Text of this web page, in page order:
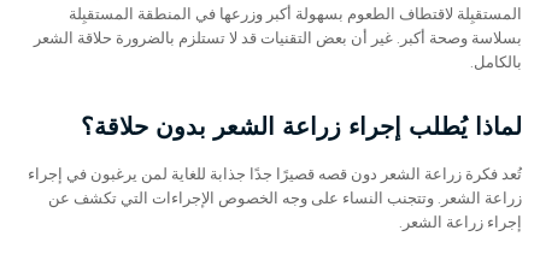
المستقبِلة لاقتطاف الطعوم بسهولة أكبر وزرعها في المنطقة المستقبِلة
بسلاسة وصحة أكبر. غير أن بعض التقنيات قد لا تستلزم بالضرورة حلاقة الشعر
بالكامل.
لماذا يُطلب إجراء زراعة الشعر بدون حلاقة؟
تُعد فكرة زراعة الشعر دون قصه قصيرًا جدًا جذابة للغاية لمن يرغبون في إجراء
زراعة الشعر. وتتجنب النساء على وجه الخصوص الإجراءات التي تكشف عن
إجراء زراعة الشعر.